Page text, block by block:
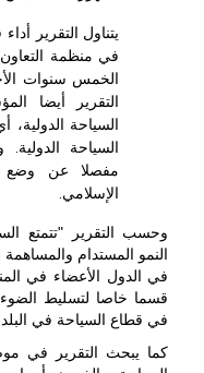
يتناول التقرير
في منظمة التعاون
الخمس سنوات
التقرير أيضا
السياحة الدولية،
السياحة الدولية.
مفصلا عن وضع
الإسلامي.
وحسب التقرير "تتمتع
النمو المستدام والمساهمة
في الدول الأعضاء في
قسما خاصا لتسليط الضوء
في قطاع السياحة في
كما يبحث التقرير في